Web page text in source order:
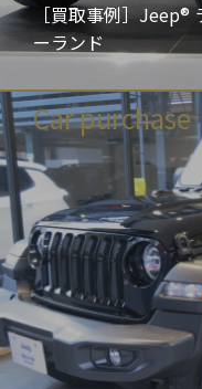
［買取事例］
ーランド
Car purchase